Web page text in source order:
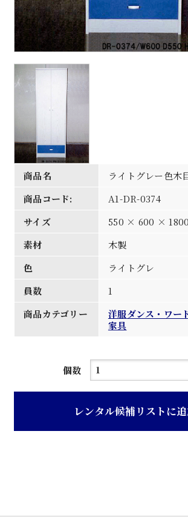
商品名
ライトグレー色木
商品コード:
A1-DR-0374
サイズ
550 × 600 ×
素材
木製
色
ライトグレ
員数
1
商品カテゴリー
洋服ダンス・ワー
家具
個数
ラ
グ
レンタル候補リストに